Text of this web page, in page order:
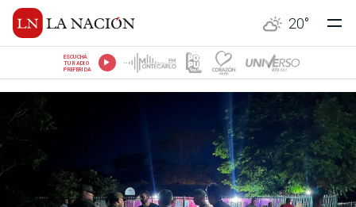
20°
ESCUCHÁ
TU RADIO
PREFERIDA